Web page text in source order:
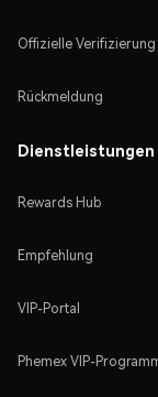
Offizielle Verifizierung
Rückmeldung
Dienstleistungen
Rewards Hub
Empfehlung
VIP-Portal
Phemex VIP-